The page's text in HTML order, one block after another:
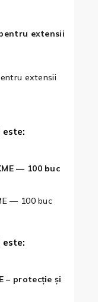
extensii
este:
— 100 buc
este: